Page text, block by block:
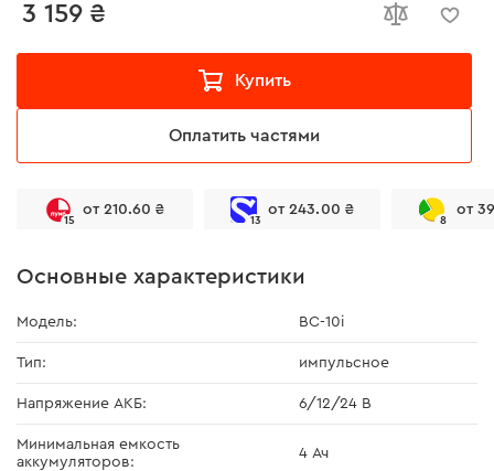
3 159 ₴
Купить
Оплатить частями
15
от 210.60 ₴
13
от 243.00 ₴
8
от
Основные характеристики
Модель: BC-10i
Тип: импульсное
Напряжение АКБ: 6/12/24 В
Минимальная емкость
аккумуляторов:
4 Ач